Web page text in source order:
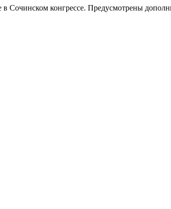
конгрессе. Предусмотрены